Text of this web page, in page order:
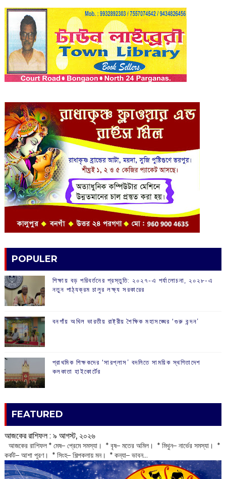
POPULER
শিক্ষায় বড় পরিবর্তনের প্রস্তুতি: ২০২৭-এ পর্যালোচনা, ২০২৮-এ
নতুন পাঠ্যক্রম চালুর লক্ষ্য সরকারের
বনগাঁয় অখিল ভারতীয় রাষ্ট্রীয় শৈক্ষিক মহাসঙ্ঘের ‘গুরু বন্দন’
প্রাথমিক শিক্ষকদের ‘সারপ্লাস’ বদলিতে সাময়িক স্থগিতাদেশ
কলকাতা হাইকোর্টের
FEATURED
আজকের রাশিফল :‌ ‌‌৯ আগস্ট, ২০২৬
‌ আজকের রাশিফল * মেষ– প্রেমে সমস্যা। * বৃষ– মতের অমিল। * মিথুন– নার্ভের সমস্যা। *
কর্কট– আশা পূরণ। * সিংহ– শিল্পকলায় মন। * কন্যা– ভাবন...